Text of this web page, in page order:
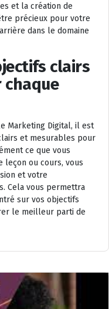
et la création de
précieux pour votre
dans le domaine
clairs
Marketing Digital, il est
et mesurables pour
ce que vous
leçon ou cours, vous
et votre
Cela vous permettra
sur vos objectifs
le meilleur parti de